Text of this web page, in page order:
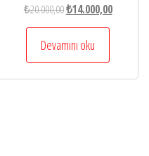
₺20.000,00Orijinal
fiyat:
₺20.000,00.
₺14.000,00Şu
Devamını oku